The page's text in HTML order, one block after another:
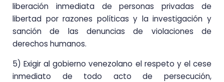
liberación inmediata de personas privadas de
libertad por razones políticas y la investigación y
sanción de las denuncias de violaciones de
derechos humanos.
5) Exigir al gobierno venezolano el respeto y el cese
inmediato de todo acto de persecución,